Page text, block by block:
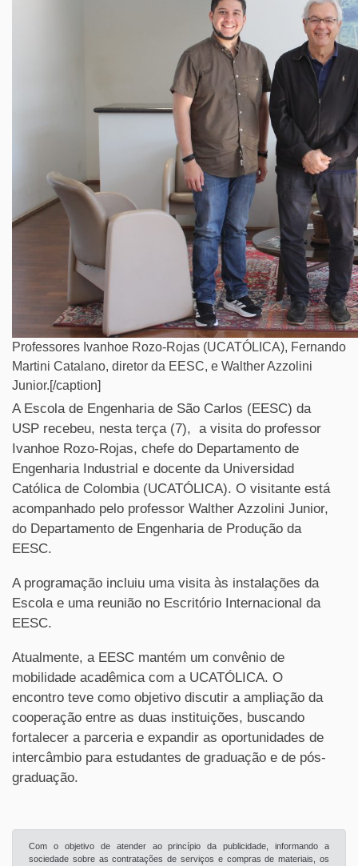
Professores Ivanhoe Rozo-Rojas (UCATÓLICA), Fernando
Martini Catalano, diretor da EESC, e Walther Azzolini
Junior.[/caption]
A Escola de Engenharia de São Carlos (EESC) da
USP recebeu, nesta terça (7), a visita do professor
Ivanhoe Rozo-Rojas, chefe do Departamento de
Engenharia Industrial e docente da Universidad
Católica de Colombia (UCATÓLICA). O visitante está
acompanhado pelo professor Walther Azzolini Junior,
do Departamento de Engenharia de Produção da
EESC.
A programação incluiu uma visita às instalações da
Escola e uma reunião no Escritório Internacional da
EESC.
Atualmente, a EESC mantém um convênio de
mobilidade acadêmica com a UCATÓLICA. O
encontro teve como objetivo discutir a ampliação da
cooperação entre as duas instituições, buscando
fortalecer a parceria e expandir as oportunidades de
intercâmbio para estudantes de graduação e de pós-
graduação.
Com o objetivo de atender ao princípio da publicidade, informando a
sociedade sobre as contratações de serviços e compras de materiais, os